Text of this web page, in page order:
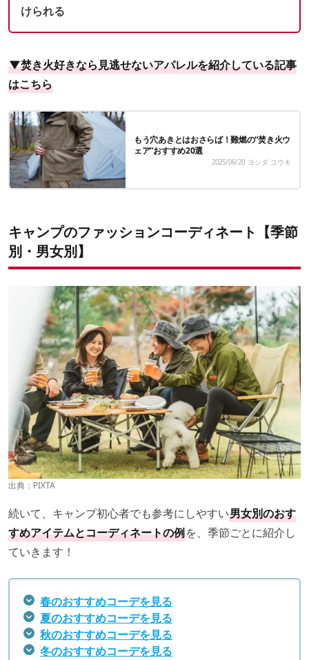
けられる
▼焚き火好きなら見逃せないアパレルを紹介している記事
はこちら
もう穴あきとはおさらば！難燃の“焚き火ウ
ェア”おすすめ20選
2025/06/20 ヨシダ コウキ
キャンプのファッションコーディネート【季節
別・男女別】
出典：PIXTA
続いて、キャンプ初心者でも参考にしやすい男女別のおす
すめアイテムとコーディネートの例を、季節ごとに紹介し
ていきます！
春のおすすめコーデを見る
夏のおすすめコーデを見る
秋のおすすめコーデを見る
冬のおすすめコーデを見る